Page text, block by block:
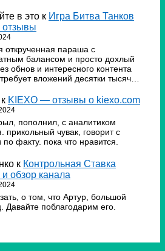
в это к Игра Битва Танков
отзывы
открученная параша с
балансом и просто дохлый
обнов и интересного контента
вложений десятки тысяч…
к KIEXO — отзывы о kiexo.com
пополнил, с аналитиком
прикольный чувак, говорит с
по факту. пока что нравится.
к Контрольная Ставка
обзор канала
о том, что Артур, большой
Давайте поблагодарим его.